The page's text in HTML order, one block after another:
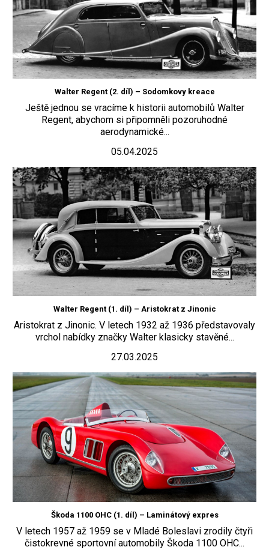
Walter Regent (2. díl) – Sodomkovy kreace
Ještě jednou se vracíme k historii automobilů Walter
Regent, abychom si připomněli pozoruhodné
aerodynamické...
05.04.2025
Walter Regent (1. díl) – Aristokrat z Jinonic
Aristokrat z Jinonic. V letech 1932 až 1936 představovaly
vrchol nabídky značky Walter klasicky stavěné...
27.03.2025
Škoda 1100 OHC (1. díl) – Laminátový expres
V letech 1957 až 1959 se v Mladé Boleslavi zrodily čtyři
čistokrevné sportovní automobily Škoda 1100 OHC...